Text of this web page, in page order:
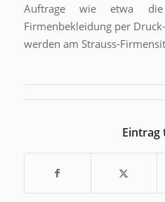
Auftrage wie etwa die
Firmenbekleidung per
werden am Strauss-
Eintrag